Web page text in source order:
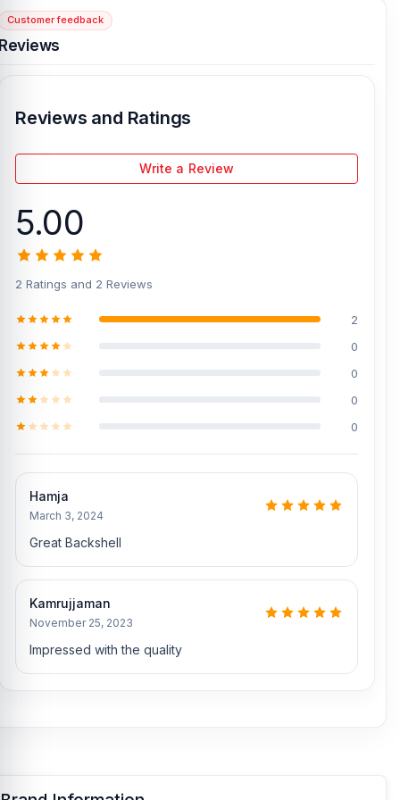
Dhaka – 1215.
Customer feedback
Reviews and Ratings
Write a Review
5.00
2 Ratings and 2 Reviews
2
0
0
0
0
Hamja
March 3, 2024
Great Backshell
Kamrujjaman
November 25, 2023
Impressed with the quality